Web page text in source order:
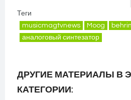
Теги
musicmagtvnews
Moog
аналоговый синтезатор
ДРУГИЕ МАТЕРИАЛЫ В
КАТЕГОРИИ: